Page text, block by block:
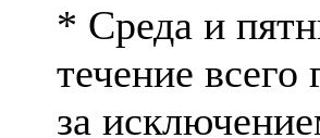
* Среда и
течение всего
за